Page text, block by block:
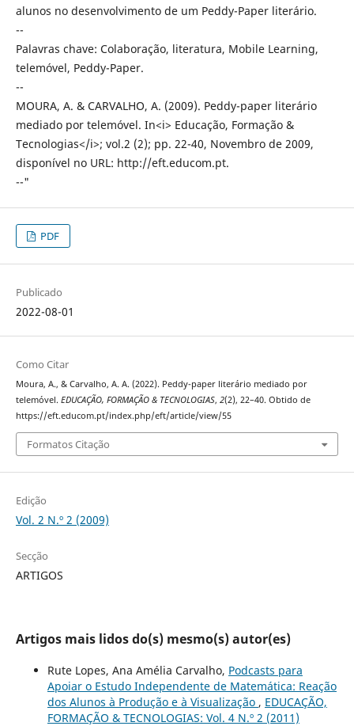
alunos no desenvolvimento de um Peddy-Paper literário.
--
Palavras chave: Colaboração, literatura, Mobile Learning,
telemóvel, Peddy-Paper.
--
MOURA, A. & CARVALHO, A. (2009). Peddy-paper literário
mediado por telemóvel. In<i> Educação, Formação &
Tecnologias</i>; vol.2 (2); pp. 22-40, Novembro de 2009,
disponível no URL: http://eft.educom.pt.
--"
PDF
Publicado
2022-08-01
Como Citar
Moura, A., & Carvalho, A. A. (2022). Peddy-paper literário mediado por
telemóvel. EDUCAÇÃO, FORMAÇÃO & TECNOLOGIAS, 2(2), 22–40. Obtido de
https://eft.educom.pt/index.php/eft/article/view/55
Formatos Citação
Edição
Vol. 2 N.º 2 (2009)
Secção
ARTIGOS
Artigos mais lidos do(s) mesmo(s) autor(es)
Rute Lopes, Ana Amélia Carvalho, Podcasts para
Apoiar o Estudo Independente de Matemática: Reação
dos Alunos à Produção e à Visualização , EDUCAÇÃO,
FORMAÇÃO & TECNOLOGIAS: Vol. 4 N.º 2 (2011)